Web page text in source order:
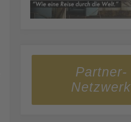
Partner-
Netzwerk